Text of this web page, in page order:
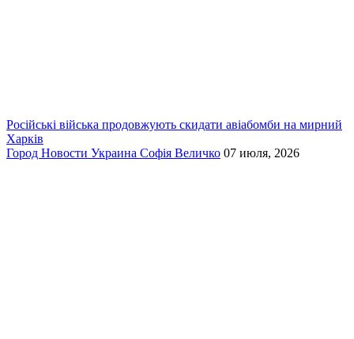
Російські війська продовжують скидати авіабомби на мирний
Харків
Город Новости Украина Софія Величко 07 июля, 2026